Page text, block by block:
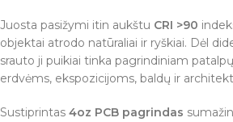
Juosta pasižymi itin aukštu CRI >90
objektai atrodo natūraliai ir ryškiai. Dėl
srauto ji puikiai tinka pagrindiniam
erdvėms, ekspozicijoms, baldų ir
Sustiprintas 4oz PCB pagrindas